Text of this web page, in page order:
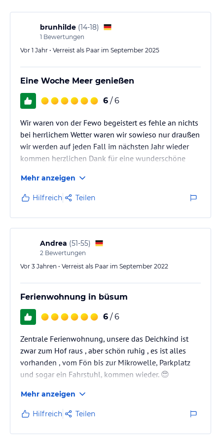
brunhilde (14-18)
1 Bewertungen
Vor 1 Jahr • Verreist als Paar im September 2025
Eine Woche Meer genießen
6 / 6
Wir waren von der Fewo begeistert es fehle an nichts
bei herrlichem Wetter waren wir sowieso nur draußen
wir werden auf jeden Fall im nächsten Jahr wieder
kommen herzlichen Dank für eine wunderschöne
Mehr anzeigen
Hilfreich Teilen
Andrea (51-55)
2 Bewertungen
Vor 3 Jahren • Verreist als Paar im September 2022
Ferienwohnung in büsum
6 / 6
Zentrale Ferienwohnung, unsere das Deichkind ist
zwar zum Hof raus , aber schön ruhig , es ist alles
vorhanden , vom Fön bis zur Mikrowelle, Parkplatz
und sogar ein Fahrstuhl, kommen wieder. 😍
Mehr anzeigen
Hilfreich Teilen